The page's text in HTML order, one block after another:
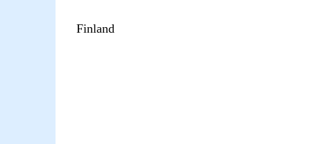
Finland